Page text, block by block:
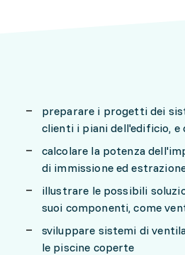
preparare i progetti dei
clienti i piani dell'edificio,
calcolare la potenza
di immissione ed
illustrare le possibili
suoi componenti, come
sviluppare sistemi di
le piscine coperte